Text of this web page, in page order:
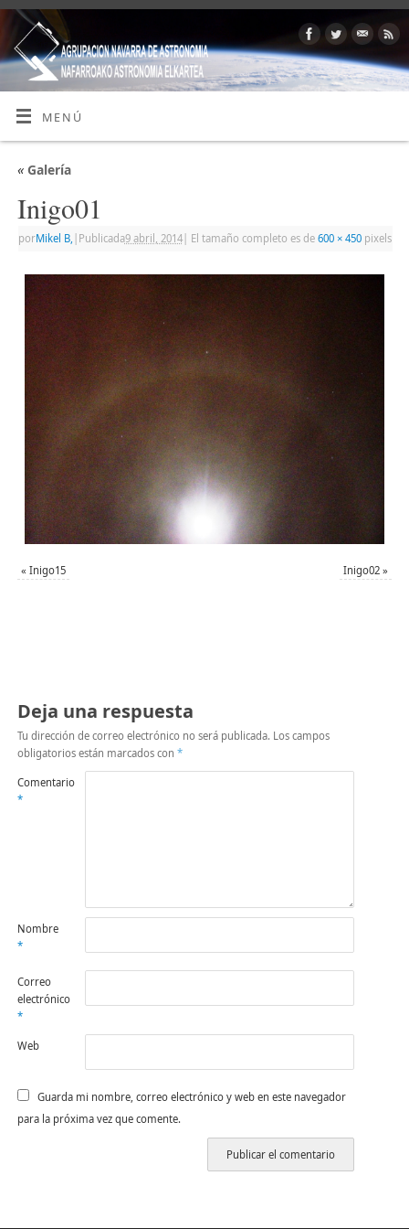
MENÚ
«Galería
Inigo01
porMikel B, Publicada9 abril, 2014| El tamaño completo es de 600 × 450pixels
« Inigo15 Inigo02 »
Deja una respuesta
Tu dirección de correo electrónico no será publicada. Los campos
obligatorios están marcados con *
Comentario
*
Nombre
*
Correo
electrónico
*
Web
Guarda mi nombre, correo electrónico y web en este navegador
para la próxima vez que comente.